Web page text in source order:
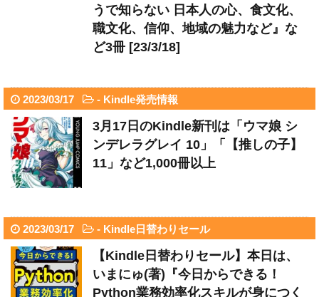
うで知らない 日本人の心、食文化、
職文化、信仰、地域の魅力など』な
ど3冊 [23/3/18]
2023/03/17 - Kindle発売情報
3月17日のKindle新刊は「ウマ娘 シ
ンデレラグレイ 10」「【推しの子】
11」など1,000冊以上
2023/03/17 - Kindle日替わりセール
【Kindle日替わりセール】本日は、
いまにゅ(著)『今日からできる！
Python業務効率化スキルが身につく